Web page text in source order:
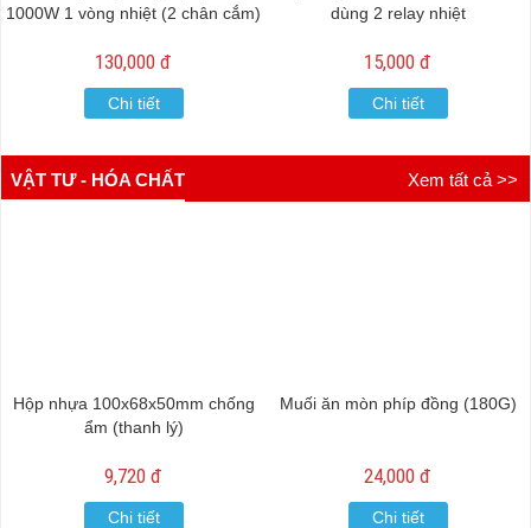
1000W 1 vòng nhiệt (2 chân cắm)
130,000 đ
Chi tiết
dùng 2 relay nhiệt
15,000 đ
Chi tiết
VẬT TƯ - HÓA CHẤT Xem tất cả >>
Hộp nhựa 100x68x50mm chống
ẩm (thanh lý)
9,720 đ
Chi tiết
Muối ăn mòn phíp đồng (180G)
24,000 đ
Chi tiết